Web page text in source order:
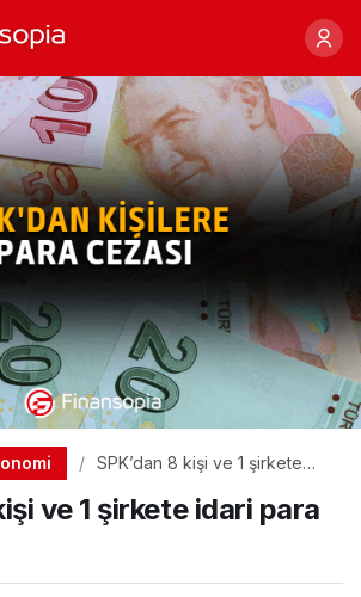
SPK’dan 8 kişi ve 1 şirkete
ve 1 şirkete idari para
1
cezası
Paylaş